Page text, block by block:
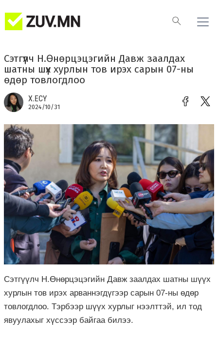
Сэтгүүлч Н.Өнөрцэцэгийн Давж заалдах
шатны шүүх хурлын тов ирэх сарын 07-ны
өдөр товлогдлоо
Х.ЕСҮ
2024/10/31
Сэтгүүлч Н.Өнөрцэцэгийн Давж заалдах шатны шүүх
хурлын тов ирэх арваннэгдүгээр сарын 07-ны өдөр
товлогдлоо. Тэрбээр шүүх хурлыг нээлттэй, ил тод
явуулахыг хүссээр байгаа билээ.